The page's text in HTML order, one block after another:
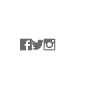
Facebook
TwitterInstagram